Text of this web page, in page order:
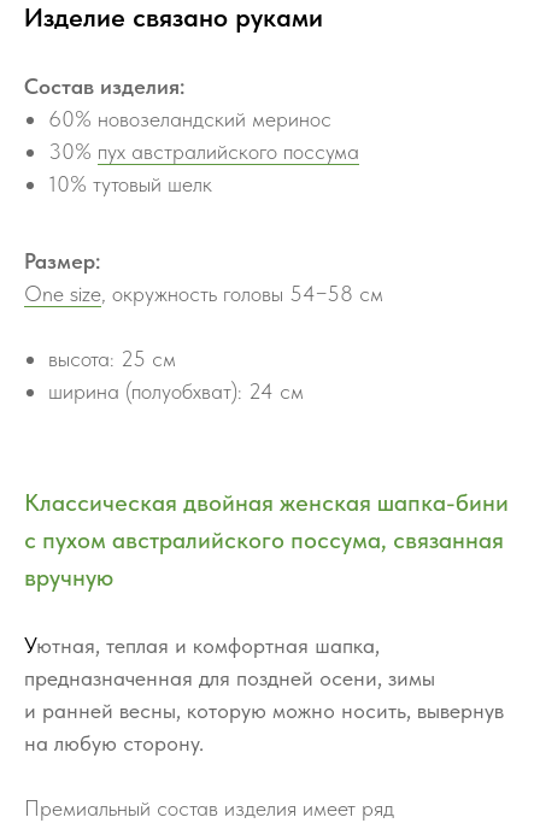
Изделие связано руками
Состав изделия:
60% новозеландский меринос
30% пух австралийского поссума
10% тутовый шелк
Размер:
One size окружность головы 54−58 см
высота: 25 см
ширина (полуобхват): 24 см
Классическая двойная женская шапка-бини
с пухом австралийского поссума, связанная
вручную
Уютная, теплая и комфортная шапка,
предназначенная для поздней осени, зимы
и ранней весны, которую можно носить, вывернув
на любую сторону.
Премиальный состав изделия имеет ряд